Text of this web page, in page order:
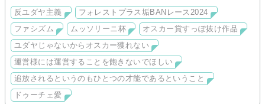
反ユダヤ主義
フォレストプラス垢BANレース2024
ファシズム
ムッソリーニ杯
オスカー賞すっぽ抜け作品
ユダヤじゃないからオスカー獲れない
運営様には運営することを飽きないでほしい
追放されるというのもひとつの才能であるということ
ドゥーチェ愛